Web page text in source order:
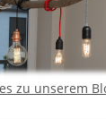
zu unserem